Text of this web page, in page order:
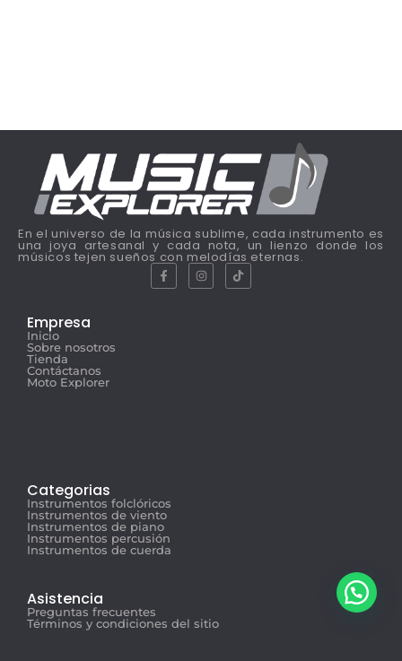
En el universo de la música sublime, cada instrumento es
una joya artesanal y cada nota, un lienzo donde los
músicos tejen sueños con melodías eternas.
Empresa
Inicio
Sobre nosotros
Tienda
Contáctanos
Moto Explorer
Categorias
Instrumentos folclóricos
Instrumentos de viento
Instrumentos de piano
Instrumentos percusión
Instrumentos de cuerda
Asistencia
Preguntas frecuentes
Términos y condiciones del sitio